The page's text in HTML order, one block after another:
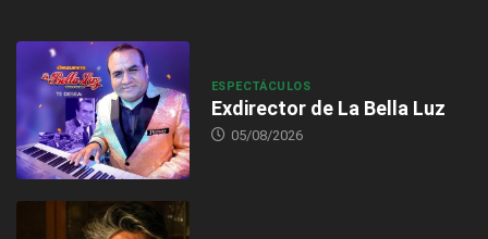
ESPECTÁCULOS
Exdirector de La Bella Luz
05/08/2026